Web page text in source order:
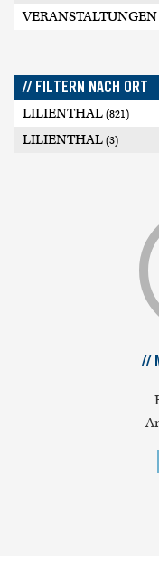
VERANSTALTUNGEN
// FILTERN NACH ORT
LILIENTHAL (821)
LILIENTHAL (3)
//